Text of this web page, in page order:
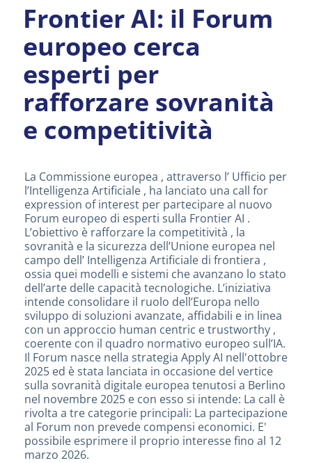
Frontier AI: il Forum
europeo cerca
esperti per
rafforzare sovranità
e competitività
La Commissione europea , attraverso l’ Ufficio per
l’Intelligenza Artificiale , ha lanciato una call for
expression of interest per partecipare al nuovo
Forum europeo di esperti sulla Frontier AI .
L’obiettivo è rafforzare la competitività , la
sovranità e la sicurezza dell’Unione europea nel
campo dell’ Intelligenza Artificiale di frontiera ,
ossia quei modelli e sistemi che avanzano lo stato
dell’arte delle capacità tecnologiche. L’iniziativa
intende consolidare il ruolo dell’Europa nello
sviluppo di soluzioni avanzate, affidabili e in linea
con un approccio human centric e trustworthy ,
coerente con il quadro normativo europeo sull’IA.
Il Forum nasce nella strategia Apply AI nell'ottobre
2025 ed è stata lanciata in occasione del vertice
sulla sovranità digitale europea tenutosi a Berlino
nel novembre 2025 e con esso si intende: La call è
rivolta a tre categorie principali: La partecipazione
al Forum non prevede compensi economici. E'
possibile esprimere il proprio interesse fino al 12
marzo 2026.